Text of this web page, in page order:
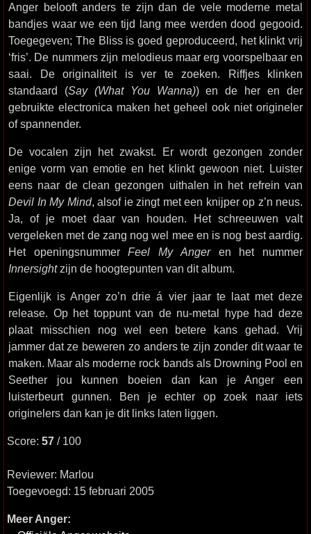
Anger belooft anders te zijn dan de vele moderne metal
bandjes waar we een tijd lang mee werden dood gegooid.
Toegegeven; The Bliss is goed geproduceerd, het klinkt vrij
‘fris’. De nummers zijn melodieus maar erg voorspelbaar en
saai. De originaliteit is ver te zoeken. Riffjes klinken
standaard (Say (What You Wanna)) en de her en der
gebruikte electronica maken het geheel ook niet origineler
of spannender.
De vocalen zijn het zwakst. Er wordt gezongen zonder
enige vorm van emotie en het klinkt gewoon niet. Luister
eens naar de clean gezongen uithalen in het refrein van
Devil In My Mind, alsof ie zingt met een knijper op z’n neus.
Ja, of je moet daar van houden. Het schreeuwen valt
vergeleken met de zang nog wel mee en is nog best aardig.
Het openingsnummerFeel My Angeren het nummer
Innersightzijn de hoogtepunten van dit album.
Eigenlijk is Anger zo’n drie á vier jaar te laat met deze
release. Op het toppunt van de nu-metal hype had deze
plaat misschien nog wel een betere kans gehad. Vrij
jammer dat ze beweren zo anders te zijn zonder dit waar te
maken. Maar als moderne rock bands als Drowning Pool en
Seether jou kunnen boeien dan kan je Anger een
luisterbeurt gunnen. Ben je echter op zoek naar iets
originelers dan kan je dit links laten liggen.
Score: 57 / 100
Reviewer: Marlou
Toegevoegd: 15 februari 2005
Meer Anger: